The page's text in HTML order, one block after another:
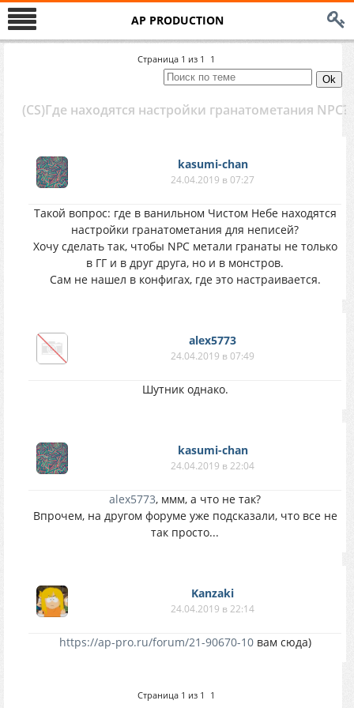
AP PRODUCTION
Страница 1 из 1 1
(CS)Где находятся настройки гранатометания NPC?
kasumi-chan
24.04.2019 в 07:27
Такой вопрос: где в ванильном Чистом Небе находятся
настройки гранатометания для неписей?
Хочу сделать так, чтобы NPC метали гранаты не только
в ГГ и в друг друга, но и в монстров.
Сам не нашел в конфигах, где это настраивается.
alex5773
24.04.2019 в 07:49
Шутник однако.
kasumi-chan
24.04.2019 в 22:04
alex5773, ммм, а что не так?
Впрочем, на другом форуме уже подсказали, что все не
так просто...
Kanzaki
24.04.2019 в 22:14
https://ap-pro.ru/forum/21-90670-10вам сюда)
Страница 1 из 1 1